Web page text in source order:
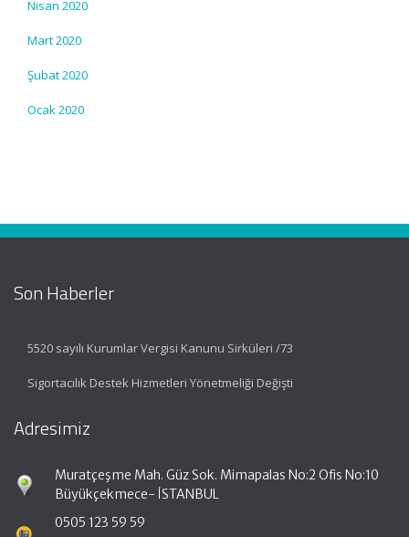
Nisan 2020
Mart 2020
Şubat 2020
Ocak 2020
Son Haberler
5520 sayılı Kurumlar Vergisi Kanunu Sirküleri /73
Sigortacılık Destek Hizmetleri Yönetmeliği Değişti
Adresimiz
Muratçeşme Mah. Güz Sok. Mimapalas No:2 Ofis No:10
Büyükçekmece- İSTANBUL
0505 123 59 59